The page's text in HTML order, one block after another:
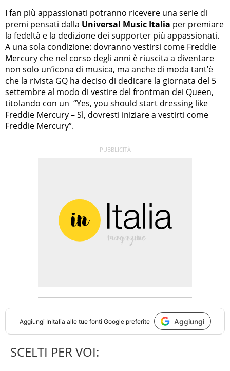
I fan più appassionati potranno ricevere una serie di
premi pensati dalla Universal Music Italia per premiare
la fedeltà e la dedizione dei supporter più appassionati.
A una sola condizione: dovranno vestirsi come Freddie
Mercury che nel corso degli anni è riuscita a diventare
non solo un’icona di musica, ma anche di moda tant’è
che la rivista GQ ha deciso di dedicare la giornata del 5
settembre al modo di vestire del frontman dei Queen,
titolando con un “Yes, you should start dressing like
Freddie Mercury – Sì, dovresti iniziare a vestirti come
Freddie Mercury”.
Aggiungi InItalia alle tue fonti Google preferite Aggiungi
SCELTI PER VOI: